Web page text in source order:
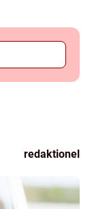
redaktionel